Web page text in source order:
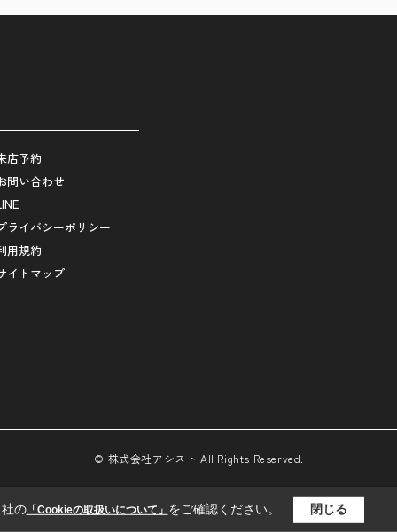
店予約
問い合わせ
ライバシーポリシー
用規約
イトマップ
© 株式会社アシスト All Rights Reserved.
の「Cookieの取扱いについて」 をご確認ください。 閉じる